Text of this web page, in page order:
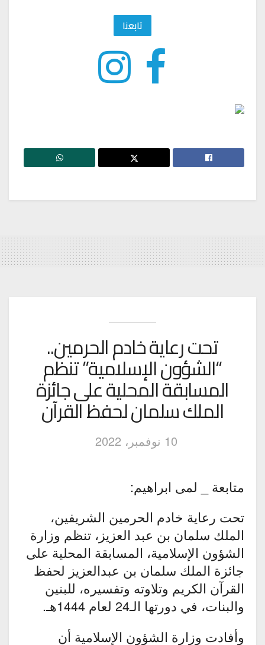
تابعنا
تحت رعاية خادم الحرمين..
“الشؤون الإسلامية” تنظم
المسابقة المحلية على جائزة
الملك سلمان لحفظ القرآن
10 نوفمبر، 2022
متابعة _ لمى ابراهيم:
تحت رعاية خادم الحرمين الشريفين،
الملك سلمان بن عبد العزيز، تنظم وزارة
الشؤون الإسلامية، المسابقة المحلية على
جائزة الملك سلمان بن عبدالعزيز لحفظ
القرآن الكريم وتلاوته وتفسيره، للبنين
والبنات، في دورتها الـ24 لعام 1444هـ.
وأفادت وزارة الشؤون الإسلامية أن